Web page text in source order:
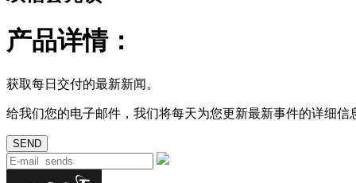
产品详情：
获取每日交付的最新新闻。
给我们您的电子邮件，我们将每天为您更新最新事件的详细信